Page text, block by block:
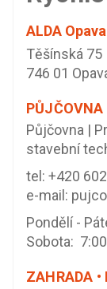
ALDA
Těšínská 75
746 01
PŮJČOVNA
Půjčovna |
stavební
tel: +420
e-mail:
Pondělí -
Sobota:
ZAHRADA